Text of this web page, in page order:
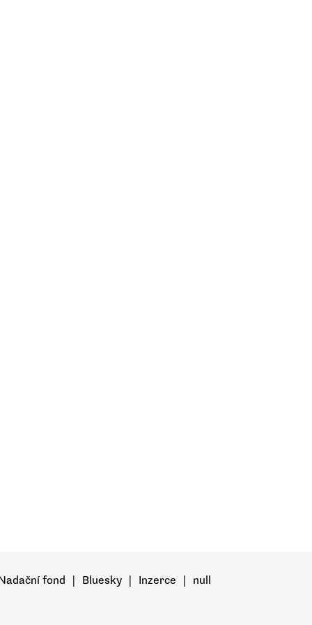
fond Bluesky Inzerce
null